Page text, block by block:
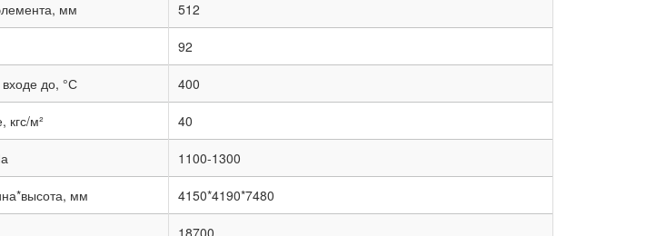
мм 512
92
до, °С 400
кгс/м² 40
1100-1300
мм 4150*4190*7480
18700